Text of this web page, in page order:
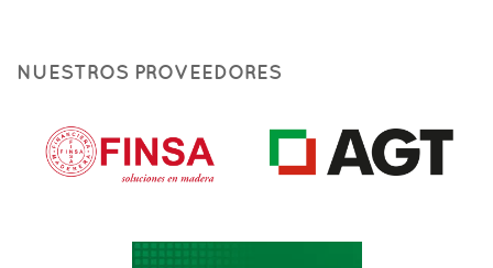
NUESTROS PROVEEDORES